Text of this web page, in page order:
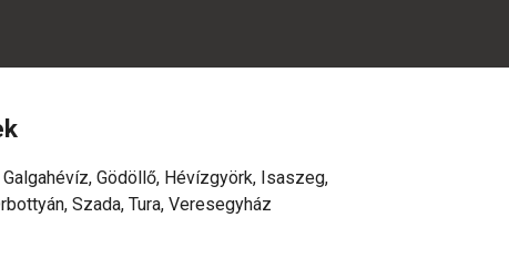
Gödöllő, Hévízgyörk, Isaszeg,
Szada, Tura, Veresegyház